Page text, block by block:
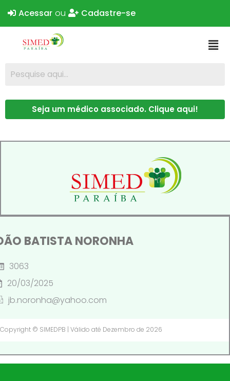
Acessar ou Cadastre-se
Seja um médico associado. Clique aqui!
BATISTA NORONHA
3063
20/03/2025
jb.noronha@yahoo.com
Copyright © SIMEDPB | Válido até Dezembro de 2026